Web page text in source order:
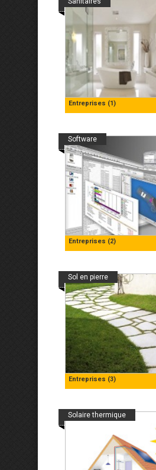
Entreprises (1)
Entreprises (2)
Software
Entreprises (3)
Sol en pierre
Solaire thermique